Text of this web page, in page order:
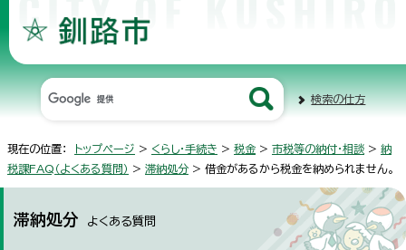
検索の仕方
現在の位置： トップページ > くらし・手続き > 税金> 市税等の納付・相談 > 納
税課FAQ（よくある質問） > 滞納処分 > 借金があるから税金を納められません。
滞納処分 よくある質問